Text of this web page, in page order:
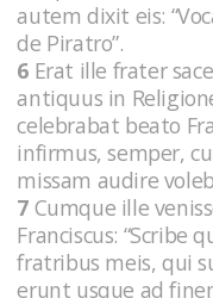
autem dixit eis:
de Piratro”.
6 Erat ille frater
antiquus in
celebrabat beato
infirmus, semper,
missam audire
7 Cumque ille
Franciscus: “Scribe
fratribus meis, qui
erunt usque ad